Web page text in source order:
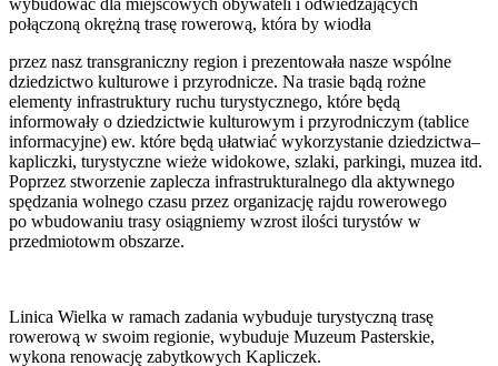
połączoną okrężną trasę rowerową, która by wiodła
przez nasz transgraniczny region i prezentowała nasze wspólne
dziedzictwo kulturowe i przyrodnicze. Na trasie bądą rożne
elementy infrastruktury ruchu turystycznego, które będą
informowały o dziedzictwie kulturowym i przyrodniczym (tablice
informacyjne) ew. które będą ułatwiać wykorzystanie dziedzictwa–
kapliczki, turystyczne wieże widokowe, szlaki, parkingi, muzea itd.
Poprzez stworzenie zaplecza infrastrukturalnego dla aktywnego
spędzania wolnego czasu przez organizację rajdu rowerowego
po wbudowaniu trasy osiągniemy wzrost ilości turystów w
przedmiotowm obszarze.
Linica Wielka w ramach zadania wybuduje turystyczną trasę
rowerową w swoim regionie, wybuduje Muzeum Pasterskie,
wykona renowację zabytkowych Kapliczek.